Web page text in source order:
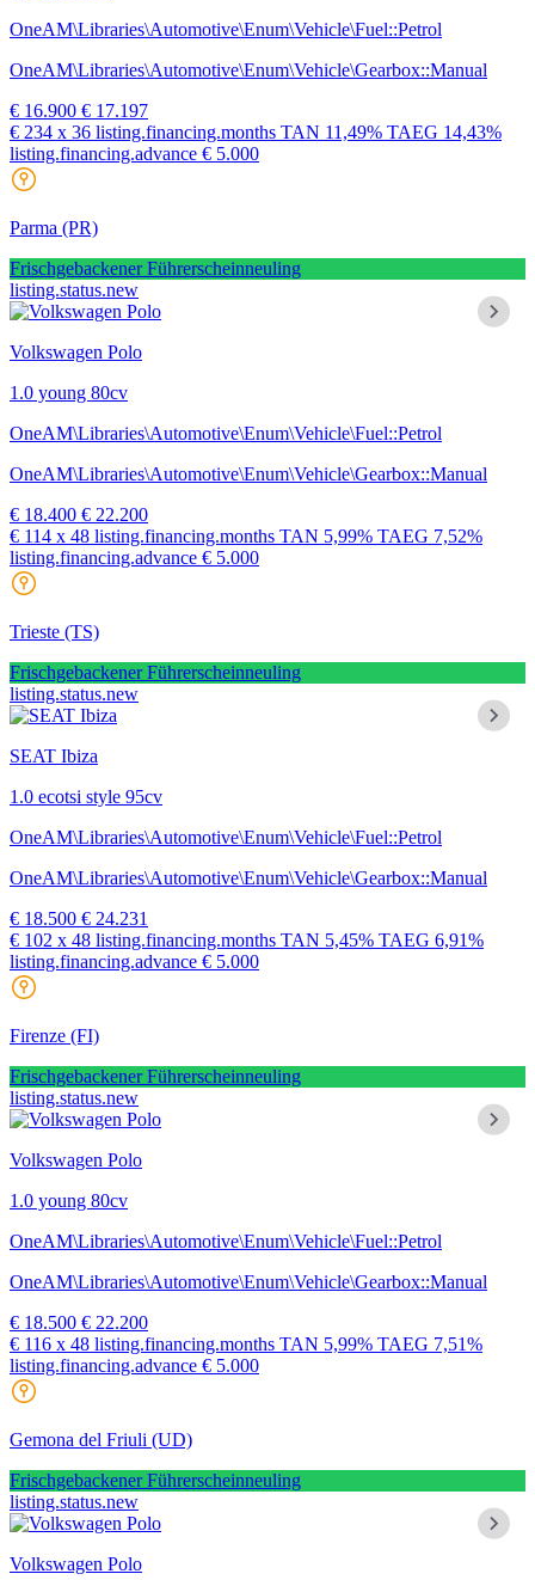
OneAM\Libraries\Automotive\Enum\Vehicle\Fuel::Petrol
OneAM\Libraries\Automotive\Enum\Vehicle\Gearbox::Manual
€ 16.900 € 17.197
€ 234 x 36 listing.financing.months TAN 11,49% TAEG 14,43%
listing.financing.advance € 5.000
Parma (PR)
Frischgebackener Führerscheinneuling
listing.status.new
Volkswagen Polo
1.0 young 80cv
OneAM\Libraries\Automotive\Enum\Vehicle\Fuel::Petrol
OneAM\Libraries\Automotive\Enum\Vehicle\Gearbox::Manual
€ 18.400 € 22.200
€ 114 x 48 listing.financing.months TAN 5,99% TAEG 7,52%
listing.financing.advance € 5.000
Trieste (TS)
Frischgebackener Führerscheinneuling
listing.status.new
SEAT Ibiza
1.0 ecotsi style 95cv
OneAM\Libraries\Automotive\Enum\Vehicle\Fuel::Petrol
OneAM\Libraries\Automotive\Enum\Vehicle\Gearbox::Manual
€ 18.500 € 24.231
€ 102 x 48 listing.financing.months TAN 5,45% TAEG 6,91%
listing.financing.advance € 5.000
Firenze (FI)
Frischgebackener Führerscheinneuling
listing.status.new
Volkswagen Polo
1.0 young 80cv
OneAM\Libraries\Automotive\Enum\Vehicle\Fuel::Petrol
OneAM\Libraries\Automotive\Enum\Vehicle\Gearbox::Manual
€ 18.500 € 22.200
€ 116 x 48 listing.financing.months TAN 5,99% TAEG 7,51%
listing.financing.advance € 5.000
Gemona del Friuli (UD)
Frischgebackener Führerscheinneuling
listing.status.new
Volkswagen Polo